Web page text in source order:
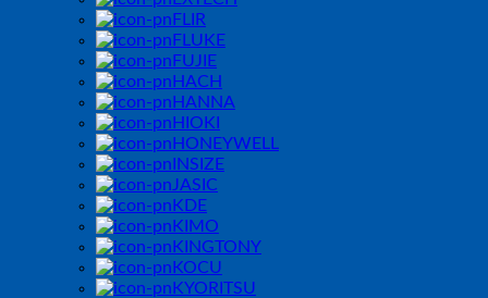
FLIR
FLUKE
FUJIE
HACH
HANNA
HIOKI
HONEYWELL
INSIZE
JASIC
KDE
KIMO
KINGTONY
KOCU
KYORITSU